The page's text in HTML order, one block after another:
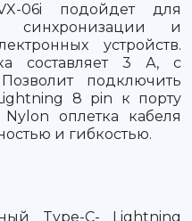
06i подойдет для
синхронизации и
устройств.
составляет 3 А, с
подключить
8 pin к порту
оплетка кабеля
и гибкостью.
Type-C- Lightning